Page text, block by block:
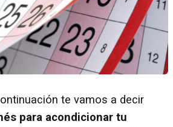
te vamos a decir
para acondicionar tu